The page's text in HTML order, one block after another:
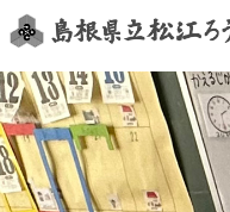
このページの本文へ